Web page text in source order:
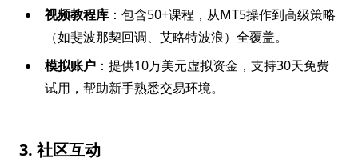
视频教程库 ：包含50+课程，从MT5操作到高级策略
（如斐波那契回调、艾略特波浪）全覆盖。
模拟账户 ：提供10万美元虚拟资金，支持30天免费
试用，帮助新手熟悉交易环境。
3. 社区互动